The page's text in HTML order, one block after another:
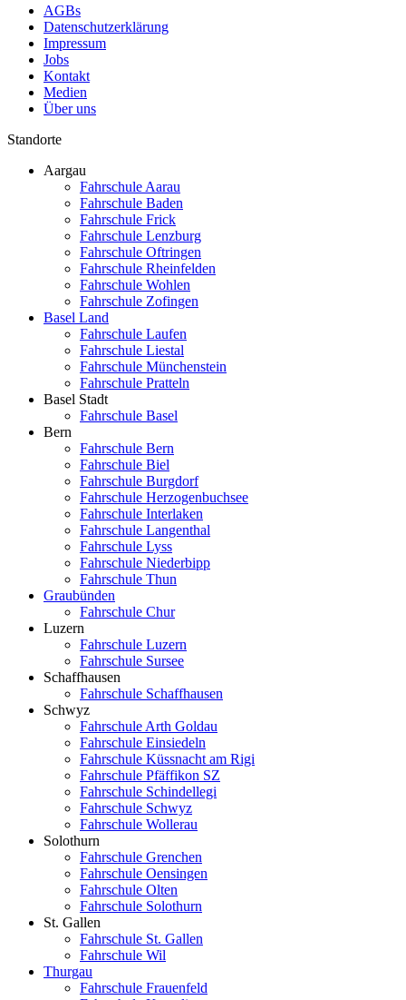
AGBs
Datenschutzerklärung
Impressum
Jobs
Kontakt
Medien
Über uns
Standorte
Aargau
Fahrschule Aarau
Fahrschule Baden
Fahrschule Frick
Fahrschule Lenzburg
Fahrschule Oftringen
Fahrschule Rheinfelden
Fahrschule Wohlen
Fahrschule Zofingen
Basel Land
Fahrschule Laufen
Fahrschule Liestal
Fahrschule Münchenstein
Fahrschule Pratteln
Basel Stadt
Fahrschule Basel
Bern
Fahrschule Bern
Fahrschule Biel
Fahrschule Burgdorf
Fahrschule Herzogenbuchsee
Fahrschule Interlaken
Fahrschule Langenthal
Fahrschule Lyss
Fahrschule Niederbipp
Fahrschule Thun
Graubünden
Fahrschule Chur
Luzern
Fahrschule Luzern
Fahrschule Sursee
Schaffhausen
Fahrschule Schaffhausen
Schwyz
Fahrschule Arth Goldau
Fahrschule Einsiedeln
Fahrschule Küssnacht am Rigi
Fahrschule Pfäffikon SZ
Fahrschule Schindellegi
Fahrschule Schwyz
Fahrschule Wollerau
Solothurn
Fahrschule Grenchen
Fahrschule Oensingen
Fahrschule Olten
Fahrschule Solothurn
St. Gallen
Fahrschule St. Gallen
Fahrschule Wil
Thurgau
Fahrschule Frauenfeld